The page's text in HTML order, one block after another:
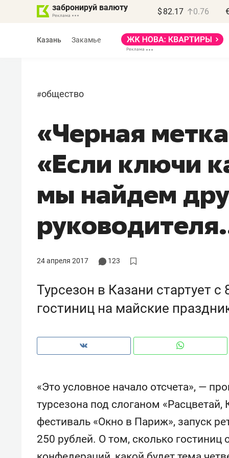
забронируй валюту $ 82.17 0.76
Казань Закамье
#общество
«Черная
«Если ключи
мы найдем
24 апреля 2017 123
Турсезон в Казани стартует с
гостиниц на майские
«Это условное начало отсчета», —
турсезона под слоганом «Расцветай,
фестиваль «Окно в Париж», запуск
250 рублей. О том, сколько гостиниц
Василь Мазитов
МАРТ
«Не зная местных
правил, бизнес может
потерять минимум
полгода»
Как бизнесу выйти на зарубежные
рынки, почему надо знать
Как ГК «МИР ГРУПП» и ВТБ
создают оазис жилого
комфорта под Казанью
150
ID